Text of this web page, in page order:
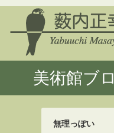
美術館ブ
無理っぽい